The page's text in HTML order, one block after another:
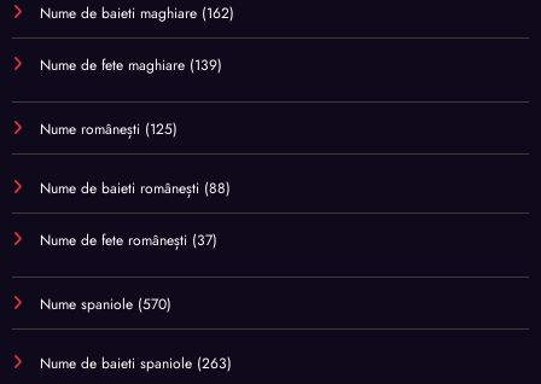
Nume de baieti maghiare (162)
Nume de fete maghiare (139)
Nume românești (125)
Nume de baieti românești (88)
Nume de fete românești (37)
Nume spaniole (570)
Nume de baieti spaniole (263)